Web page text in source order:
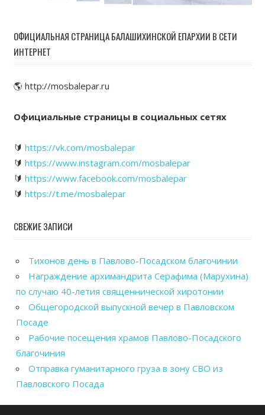
ОФИЦИАЛЬНАЯ СТРАНИЦА БАЛАШИХИНСКОЙ ЕПАРХИИ В СЕТИ
ИНТЕРНЕТ
🌎 http://mosbalepar.ru
Официальные страницы в социальных сетях
🔰 https://vk.com/mosbalepar
🔰 https://www.instagram.com/mosbalepar
🔰 https://www.facebook.com/mosbalepar
🔰 https://t.me/mosbalepar
СВЕЖИЕ ЗАПИСИ
Тихонов день в Павлово-Посадском благочинии
Награждение архимандрита Серафима (Марухина)
по случаю 40-летия священнической хиротонии
Общегородской выпускной вечер в Павловском
Посаде
Рабочие посещения храмов Павлово-Посадского
благочиния
Отправка гуманитарного груза в зону СВО из
Павловского Посада